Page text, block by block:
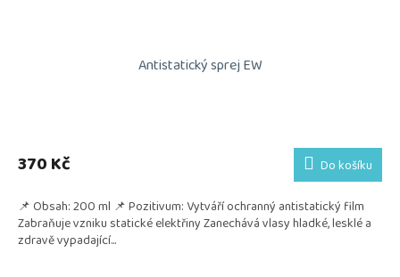
Antistatický sprej EW
370 Kč Do košíku
📌 Obsah: 200 ml 📌 Pozitivum: Vytváří ochranný antistatický film
Zabraňuje vzniku statické elektřiny Zanechává vlasy hladké, lesklé a
zdravě vypadající...